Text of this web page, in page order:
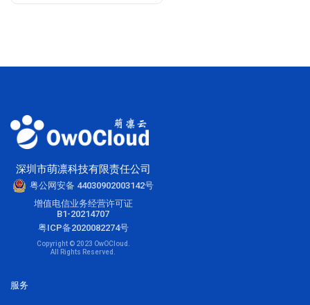
深圳市萌凛科技有限责任公司
粤公网安备 44030902003142号
增值电信业务经营许可证
B1-20214707
粤ICP备2020082274号
Copyright © 2023 OwOCloud.
All Rights Reserved.
服务